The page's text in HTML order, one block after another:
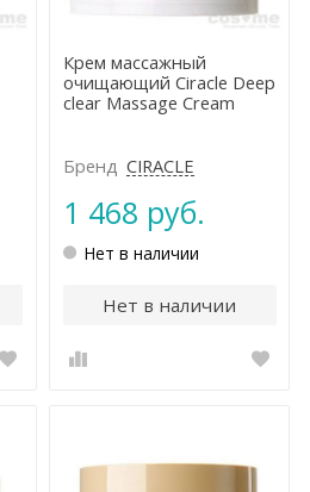
Крем массажный
очищающий Ciracle Deep
clear Massage Cream
Бренд CIRACLE
1 468 руб.
Нет в наличии
Нет в наличии